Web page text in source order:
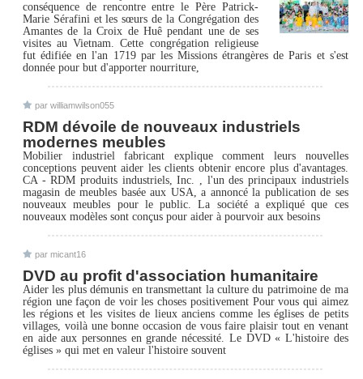
conséquence de rencontre entre le Père Patrick-
Marie Sérafini et les sœurs de la Congrégation des
Amantes de la Croix de Huê pendant une de ses
visites au Vietnam. Cette congrégation religieuse
fut édifiée en l'an 1719 par les Missions étrangères de Paris et s'est
donnée pour but d'apporter nourriture,
par williamwilson055
RDM dévoile de nouveaux industriels
modernes meubles
Mobilier industriel fabricant explique comment leurs nouvelles
conceptions peuvent aider les clients obtenir encore plus d'avantages.
CA - RDM produits industriels, Inc. , l'un des principaux industriels
magasin de meubles basée aux USA, a annoncé la publication de ses
nouveaux meubles pour le public. La société a expliqué que ces
nouveaux modèles sont conçus pour aider à pourvoir aux besoins
par micant16
DVD au profit d'association humanitaire
Aider les plus démunis en transmettant la culture du patrimoine de ma
région une façon de voir les choses positivement Pour vous qui aimez
les régions et les visites de lieux anciens comme les églises de petits
villages, voilà une bonne occasion de vous faire plaisir tout en venant
en aide aux personnes en grande nécessité. Le DVD « L'histoire des
églises » qui met en valeur l'histoire souvent